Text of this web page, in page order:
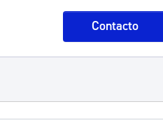
Contacto